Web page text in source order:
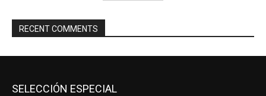
RECENT COMMENTS
SELECCIÓN ESPECIAL